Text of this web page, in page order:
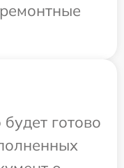
готово